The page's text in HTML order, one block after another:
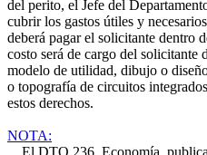
del perito, el Jefe del
cubrir los gastos útiles y
deberá pagar el solicitante dentro
costo será de cargo del solicitante
modelo de utilidad, dibujo o
o topografía de circuitos
estos derechos.
NOTA:
El DTO 236, Economía,